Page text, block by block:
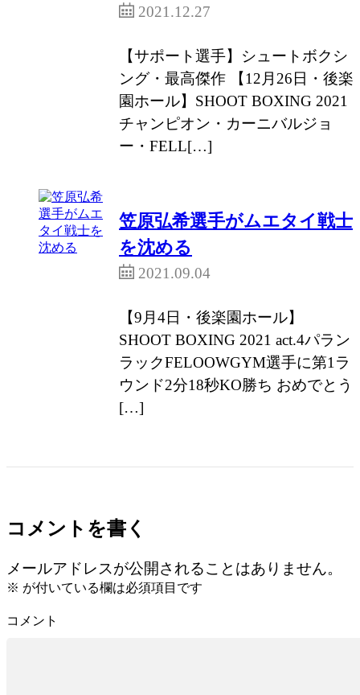
2021.12.27
【サポート選手】シュートボクシ
ング・最高傑作 【12月26日・後楽
園ホール】SHOOT BOXING 2021
チャンピオン・カーニバルジョ
ー・FELL[…]
笠原弘希選手がムエタイ戦士
を沈める
2021.09.04
【9月4日・後楽園ホール】
SHOOT BOXING 2021 act.4パラン
ラックFELOOWGYM選手に第1ラ
ウンド2分18秒KO勝ち おめでとう
[…]
コメントを書く
メールアドレスが公開されることはありません。
※ が付いている欄は必須項目です
コメント